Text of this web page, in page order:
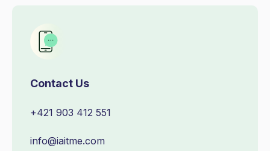
Contact Us
+421 903 412 551
info@iaitme.com